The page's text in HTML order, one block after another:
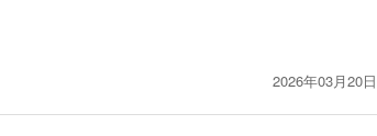
2026年03月20日